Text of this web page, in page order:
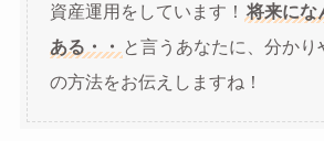
資産運用をしています！ 将来にな
ある・・
と言うあなたに、分かり
の方法をお伝えしますね！